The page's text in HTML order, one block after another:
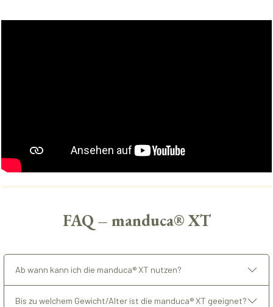
FAQ – manduca® XT
Ab wann kann ich die manduca® XT nutzen?
Bis zu welchem Gewicht/Alter ist die manduca® XT geeignet?